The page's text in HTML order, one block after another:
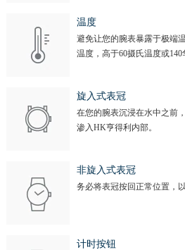
温度
避免让您的腕表暴露于极端
温度，高于60摄氏温度或140
旋入式表冠
在您的腕表沉浸在水中之前
渗入HK亨得利内部。
非旋入式表冠
务必将表冠按回正常位置，
计时按钮